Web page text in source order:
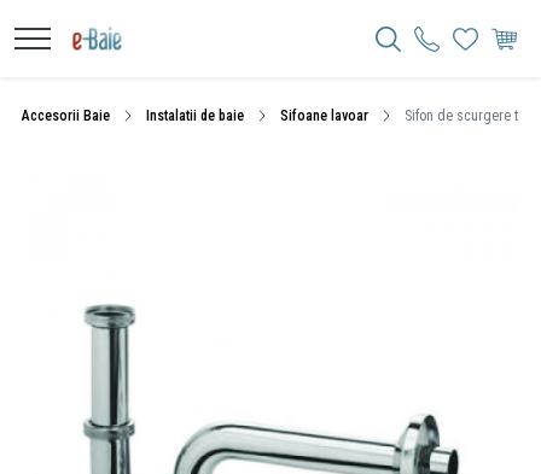
Accesorii Baie Instalatii de baie Sifoane lavoar Sifon de scurgere